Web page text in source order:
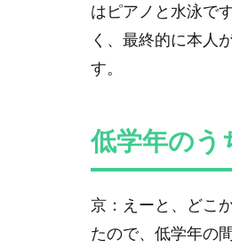
はピアノと水泳で
く、最終的に本人
す。
低学年のう
京：えーと、どこ
たので、低学年の